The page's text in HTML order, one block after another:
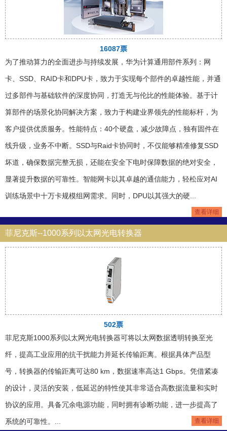
16087票
为了推动算力的全面进步与持续发展，华为计算通用部件系列：网
卡、SSD、RAID卡和DPU卡，致力于实现每个部件的卓越性能，并通
过多部件与基础软件的深度协同，打造无与伦比的性能体验。基于计
算部件的场景化协同解决方案，致力于构建业界领先的性能标杆，为
客户提供优质服务。性能特点：40个硬盘，减少故障点，独有固件在
线升级，业务不中断。SSD与Raid卡协同时，不仅能够精准修复SSD
坏道，确保数据完整无损，还能在安全下电时保障数据的绝对安全，
显著提升数据的可靠性。智能网卡以其卓越的通信能力，轻松应对AI
训练场景中十万卡规模组网需求。同时，DPU以其强大的硬...
查看详细
菲尼克斯--1000系列以太网光电转换器
502票
菲尼克斯1000系列以太网光电转换器可将以太网数据透明转换至光
纤，提高工业应用的抗干扰能力并延长传输距离。根据具体产品型
号，转换器的传输距离可达80 km，数据速率高达1 Gbps。凭借紧凑
的设计，灵活的安装，低延迟的特性使其非常适合高数据流量和实时
协议的应用。具备冗余电源功能，同时拥有诊断功能，进一步提高了
系统的可靠性。... 查看详细